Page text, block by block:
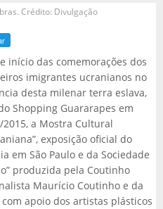
Crédito: Divulgação
início das comemorações dos
imigrantes ucranianos no
desta milenar terra eslava,
Shopping Guararapes em
2015, a Mostra Cultural
exposição oficial do
em São Paulo e da Sociedade
produzida pela Coutinho
Maurício Coutinho e da
apoio dos artistas plásticos